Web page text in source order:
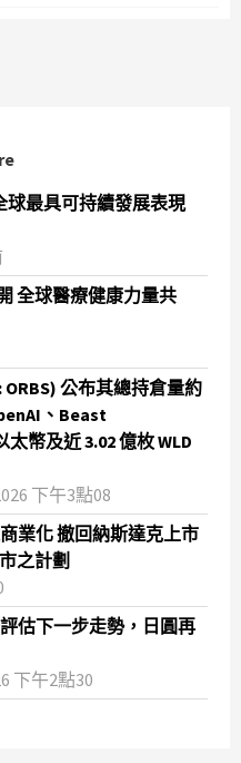
球最具可持續發展表現
全球醫療健康力量共
公布其總持倉量約
、Beast
幣及近 3.02 億枚 WLD
下午3點08
業化 撤回納斯達克上市
之計劃
估下一步走勢，日圓再
下午2點30